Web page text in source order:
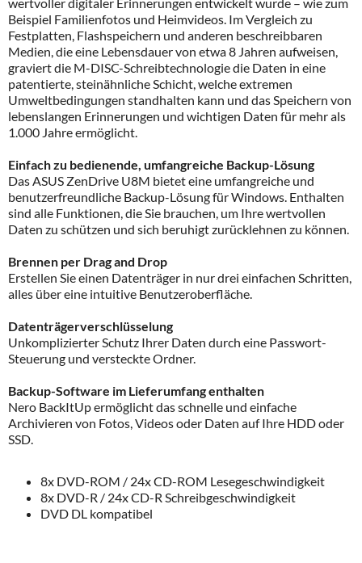
Beispiel Familienfotos und Heimvideos. Im Vergleich zu
Festplatten, Flashspeichern und anderen beschreibbaren
Medien, die eine Lebensdauer von etwa 8 Jahren aufweisen,
graviert die M-DISC-Schreibtechnologie die Daten in eine
patentierte, steinähnliche Schicht, welche extremen
Umweltbedingungen standhalten kann und das Speichern von
lebenslangen Erinnerungen und wichtigen Daten für mehr als
1.000 Jahre ermöglicht.
Einfach zu bedienende, umfangreiche Backup-Lösung
Das ASUS ZenDrive U8M bietet eine umfangreiche und
benutzerfreundliche Backup-Lösung für Windows. Enthalten
sind alle Funktionen, die Sie brauchen, um Ihre wertvollen
Daten zu schützen und sich beruhigt zurücklehnen zu können.
Brennen per Drag and Drop
Erstellen Sie einen Datenträger in nur drei einfachen Schritten,
alles über eine intuitive Benutzeroberfläche.
Datenträgerverschlüsselung
Unkomplizierter Schutz Ihrer Daten durch eine Passwort-
Steuerung und versteckte Ordner.
Backup-Software im Lieferumfang enthalten
Nero BackItUp ermöglicht das schnelle und einfache
Archivieren von Fotos, Videos oder Daten auf Ihre HDD oder
SSD.
8x DVD-ROM / 24x CD-ROM Lesegeschwindigkeit
8x DVD-R / 24x CD-R Schreibgeschwindigkeit
DVD DL kompatibel